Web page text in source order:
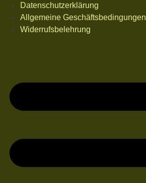
Datenschutzerklärung
Allgemeine Geschäftsbedingungen
Widerrufsbelehrung